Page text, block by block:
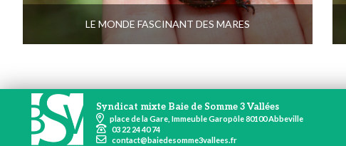
LE MONDE FASCINANT DES MARES
Syndicat mixte Baie de Somme 3 Vallées
place de la Gare, Immeuble Garopôle 80100 Abbeville
03 22 24 40 74
contact@baiedesomme3vallees.fr